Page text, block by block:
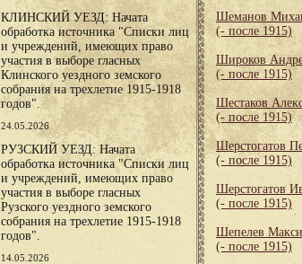
КЛИНСКИЙ УЕЗД: Начата
обработка источника "Списки лиц
и учреждений, имеющих право
участия в выборе гласных
Клинского уездного земского
собрания на трехлетие 1915-1918
годов".
24.05.2026
РУЗСКИЙ УЕЗД: Начата
обработка источника "Списки лиц
и учреждений, имеющих право
участия в выборе гласных
Рузского уездного земского
собрания на трехлетие 1915-1918
годов".
14.05.2026
Шеманов
(- после 1915)
Широков
(- после 1915)
Шестаков
(- после 1915)
Шерстогатов
(- после 1915)
Шерстогатов
(- после 1915)
Шепелев
(- после 1915)